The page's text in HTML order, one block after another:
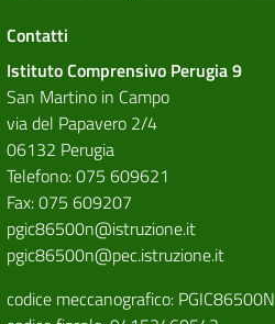
Contatti
Istituto Comprensivo Perugia 9
San Martino in Campo
via del Papavero 2/4
06132 Perugia
Telefono: 075 609621
Fax: 075 609207
pgic86500n@istruzione.it
pgic86500n@pec.istruzione.it
codice meccanografico: PGIC86500N